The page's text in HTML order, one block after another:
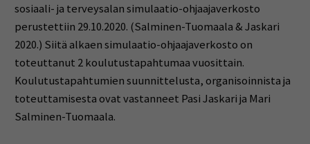
sosiaali- ja terveysalan simulaatio-ohjaajaverkosto
perustettiin 29.10.2020. (Salminen-Tuomaala & Jaskari
2020.) Siitä alkaen simulaatio-ohjaajaverkosto on
toteuttanut 2 koulutustapahtumaa vuosittain.
Koulutustapahtumien suunnittelusta, organisoinnista ja
toteuttamisesta ovat vastanneet Pasi Jaskari ja Mari
Salminen-Tuomaala.